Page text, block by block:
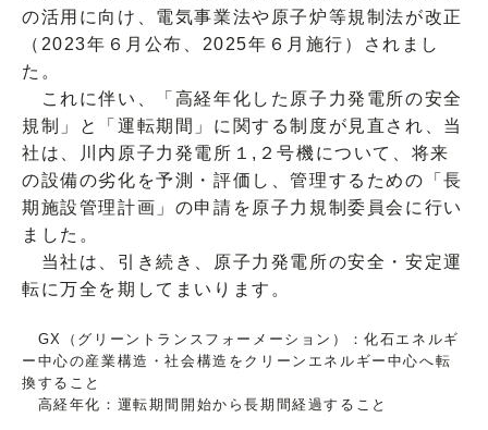
の活用に向け、電気事業法や原子炉等規制法が改正
（2023年６月公布、2025年６月施行）されまし
た。
これに伴い、「高経年化した原子力発電所の安全
規制」と「運転期間」に関する制度が見直され、当
社は、川内原子力発電所１,２号機について、将来
の設備の劣化を予測・評価し、管理するための「長
期施設管理計画」の申請を原子力規制委員会に行い
ました。
当社は、引き続き、原子力発電所の安全・安定運
転に万全を期してまいります。
GX（グリーントランスフォーメーション）：化石エネルギ
ー中心の産業構造・社会構造をクリーンエネルギー中心へ転
換すること
高経年化：運転期間開始から長期間経過すること